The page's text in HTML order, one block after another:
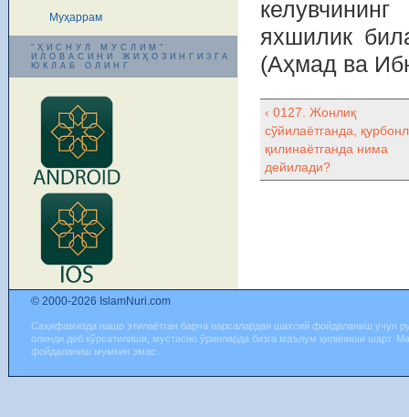
Муҳаррам
"ҲИСНУЛ МУСЛИМ"
ИЛОВАСИНИ ЖИҲОЗИНГИЗГА
ЮКЛАБ ОЛИНГ
яхшилик
(Аҳмад ва
‹ 0127. Жонлиқ
сўйилаётганда,
қилинаётганда нима
дейилади?
© 2000-2026 IslamNuri.com
Саҳифамизда нашр этилаётган барча нарсалардан шахсий фойдаланиш учун
олинди деб кўрсатилиши, мустасно ўринларда бизга маълум қилиниши шарт.
фойдаланиш мумкин эмас.